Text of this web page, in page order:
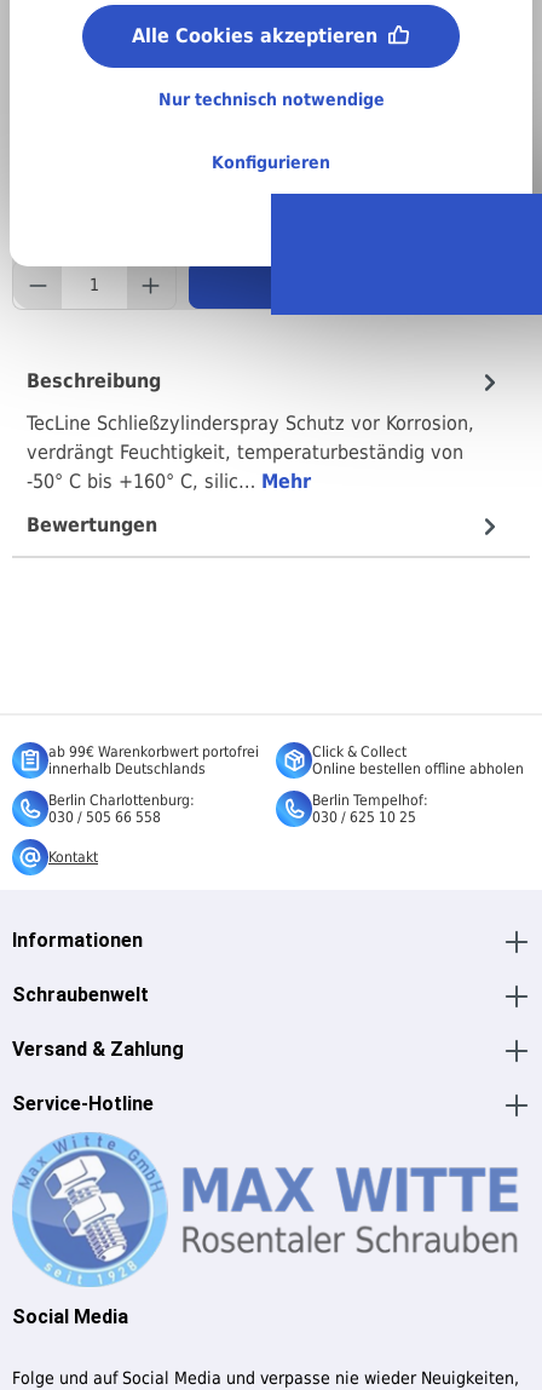
3,51 € %
4,00 € (12.25% gespart)
Preise inkl. MwSt. zzgl. Versandkosten
Sofort verfügbar, Lieferzeit: 1-3 Tage
Beschreibung
TecLine Schließzylinderspray Schutz vor Korrosion,
verdrängt Feuchtigkeit, temperaturbeständig von
-50° C bis +160° C, silic… Mehr
Bewertungen
ab 99€ Warenkorbwert portofrei
innerhalb Deutschlands
Click & Collect
Online bestellen offline abholen
Berlin Charlottenburg:
030 / 505 66 558
Berlin Tempelhof:
030 / 625 10 25
Kontakt
Informationen
Schraubenwelt
Versand & Zahlung
Service-Hotline
Social Media
Folge und auf Social Media und verpasse nie wieder Neuigkeiten,
Alle Cookies akzeptieren
Nur technisch notwendige
Konfigurieren